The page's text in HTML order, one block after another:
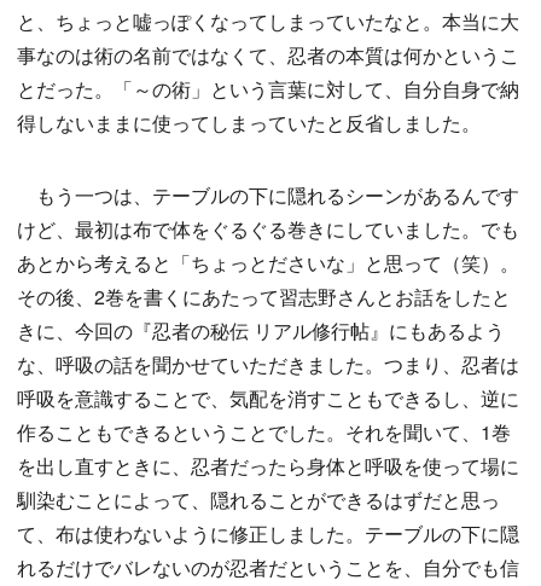
と、ちょっと嘘っぽくなってしまっていたなと。本当に大
事なのは術の名前ではなくて、忍者の本質は何かというこ
とだった。「～の術」という言葉に対して、自分自身で納
得しないままに使ってしまっていたと反省しました。
もう一つは、テーブルの下に隠れるシーンがあるんです
けど、最初は布で体をぐるぐる巻きにしていました。でも
あとから考えると「ちょっとださいな」と思って（笑）。
その後、2巻を書くにあたって習志野さんとお話をしたと
きに、今回の『忍者の秘伝 リアル修行帖』にもあるよう
な、呼吸の話を聞かせていただきました。つまり、忍者は
呼吸を意識することで、気配を消すこともできるし、逆に
作ることもできるということでした。それを聞いて、1巻
を出し直すときに、忍者だったら身体と呼吸を使って場に
馴染むことによって、隠れることができるはずだと思っ
て、布は使わないように修正しました。テーブルの下に隠
れるだけでバレないのが忍者だということを、自分でも信